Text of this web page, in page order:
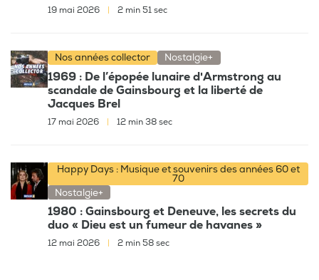
19 mai 2026 2 min 51 sec
Nos années collector Nostalgie+
1969 : De l’épopée lunaire d'Armstrong au
scandale de Gainsbourg et la liberté de
Jacques Brel
17 mai 2026 | 12 min 38 sec
Happy Days : Musique et souvenirs des années 60 et
70
Nostalgie+
1980 : Gainsbourg et Deneuve, les secrets du
duo « Dieu est un fumeur de havanes »
12 mai 2026 2 min 58 sec